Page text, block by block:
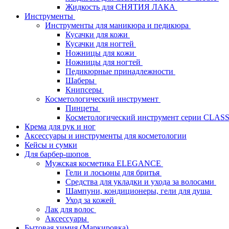
Жидкость для СНЯТИЯ ЛАКА
Инструменты
Инструменты для маникюра и педикюра
Кусачки для кожи
Кусачки для ногтей
Ножницы для кожи
Ножницы для ногтей
Педикюрные принадлежности
Шаберы
Книпсеры
Косметологический инструмент
Пинцеты
Косметологический инструмент серии
Крема для рук и ног
Аксессуары и инструменты для косметологии
Кейсы и сумки
Для барбер-шопов
Мужская косметика ELEGANCE
Гели и лосьоны для бритья
Средства для укладки и ухода за волосами
Шампуни, кондиционеры, гели для душа
Уход за кожей
Лак для волос
Аксессуары